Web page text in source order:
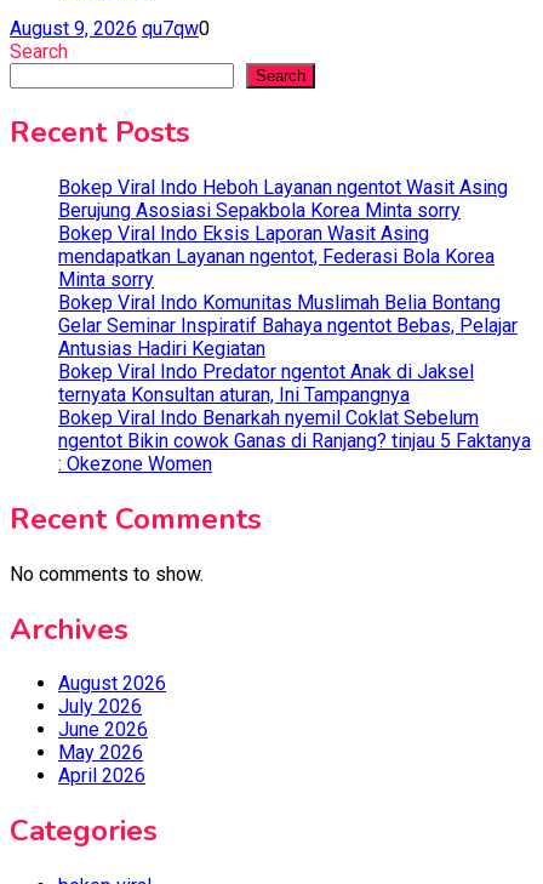
August 9, 2026 qu7qw0
Search
Search
Recent Posts
Bokep Viral Indo Heboh Layanan ngentot Wasit Asing
Berujung Asosiasi Sepakbola Korea Minta sorry
Bokep Viral Indo Eksis Laporan Wasit Asing
mendapatkan Layanan ngentot, Federasi Bola Korea
Minta sorry
Bokep Viral Indo Komunitas Muslimah Belia Bontang
Gelar Seminar Inspiratif Bahaya ngentot Bebas, Pelajar
Antusias Hadiri Kegiatan
Bokep Viral Indo Predator ngentot Anak di Jaksel
ternyata Konsultan aturan, Ini Tampangnya
Bokep Viral Indo Benarkah nyemil Coklat Sebelum
ngentot Bikin cowok Ganas di Ranjang? tinjau 5 Faktanya
: Okezone Women
Recent Comments
No comments to show.
Archives
August 2026
July 2026
June 2026
May 2026
April 2026
Categories